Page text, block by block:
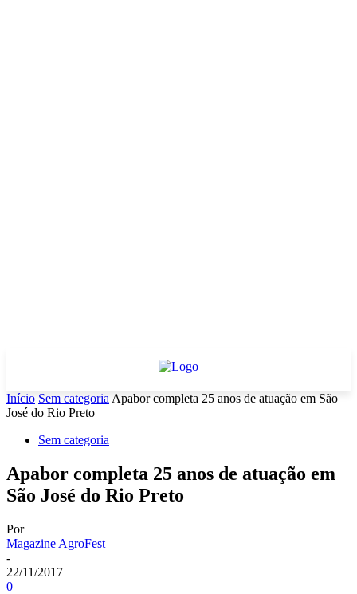
Início Sem categoria Apabor completa 25 anos de atuação em São
José do Rio Preto
Sem categoria
Apabor completa 25 anos de atuação em
São José do Rio Preto
Por
Magazine AgroFest
-
22/11/2017
0